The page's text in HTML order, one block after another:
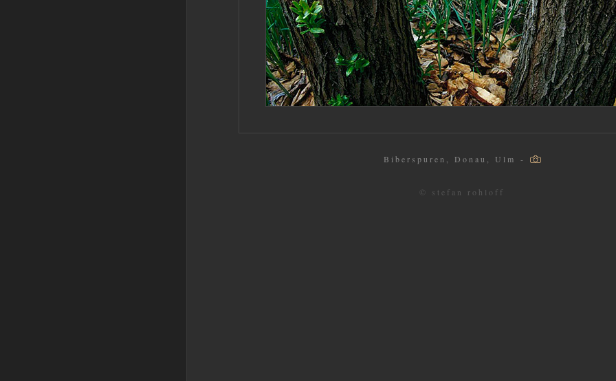
Biberspuren, Donau, Ulm -
© stefan rohloff